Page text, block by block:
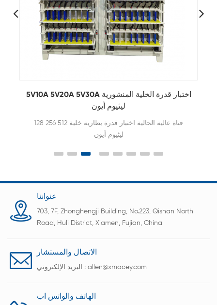
5V10A 5V20A 5V30A اختبار قدرة الخلية المنشورية
ليثيوم أيون
128 256 512 قناة عالية الحالية اختبار قدرة بطارية خلية
ليثيوم أيون
عنواننا
703, 7F, Zhonghengji Building, No.223, Qishan North
Road, Huli District, Xiamen, Fujian, China
الاتصال والمستشار
البريد الإلكتروني : allen@xmacey.com
الهاتف والواتس اب